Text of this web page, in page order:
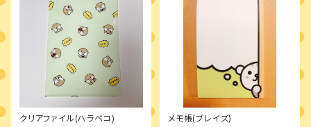
クリアファイル(ハラペコ) メモ帳(ブレイズ)